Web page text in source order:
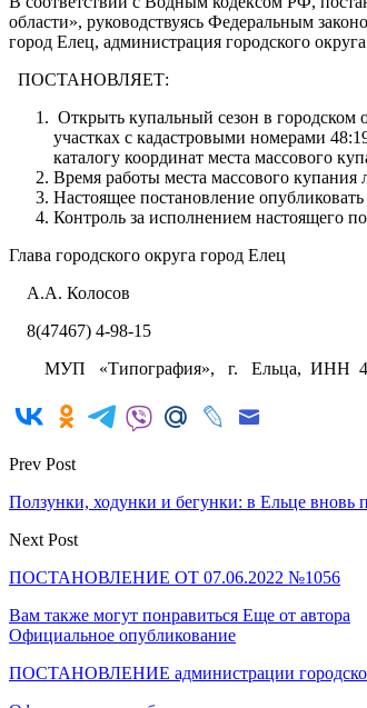
области», руководствуясь Федеральным
город Елец, администрация городского
ПОСТАНОВЛЯЕТ:
Открыть купальный сезон в городском
участках с кадастровыми номерами
каталогу координат места массового
Время работы места массового
Настоящее постановление
Контроль за исполнением настоящего
Глава городского округа
А.А. Колосов
8(47467) 4-98-15
МУП «Типография», г. Ельца, ИНН
Prev Post
Ползунки, ходунки и бегунки: в Ельце вновь
Next Post
ПОСТАНОВЛЕНИЕ ОТ 07.06.2022 №1056
Вам также могут понравиться Еще от автора
Официальное опубликование
ПОСТАНОВЛЕНИЕ администрации